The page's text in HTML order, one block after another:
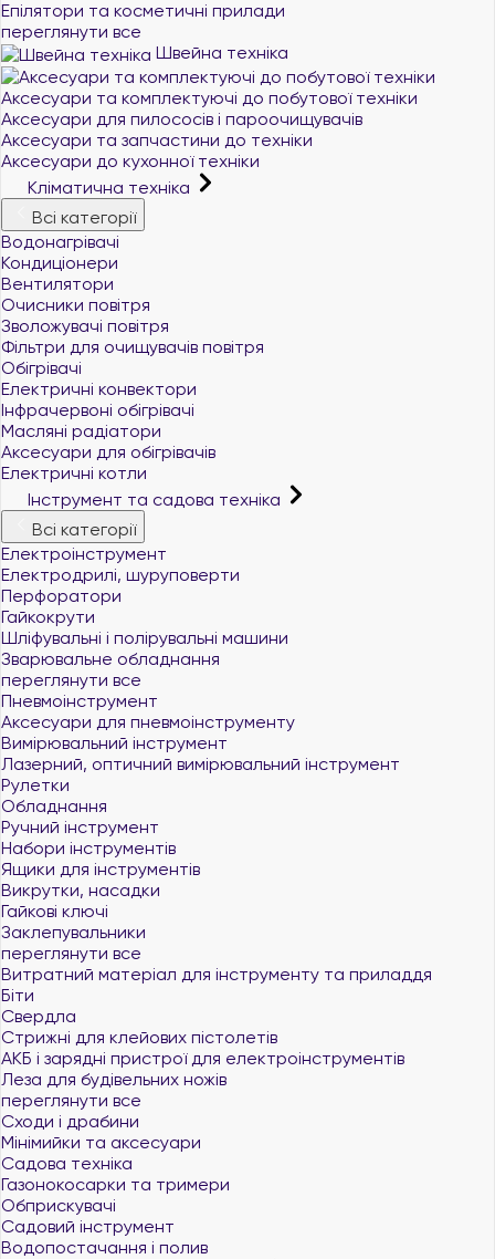
Епілятори та косметичні прилади
переглянути все
Швейна техніка
Аксесуари та комплектуючі до побутової техніки
Аксесуари для пилососів і пароочищувачів
Аксесуари та запчастини до техніки
Аксесуари до кухонної техніки
Кліматична техніка
Всі категорії
Водонагрівачі
Кондиціонери
Вентилятори
Очисники повітря
Зволожувачі повітря
Фільтри для очищувачів повітря
Обігрівачі
Електричні конвектори
Інфрачервоні обігрівачі
Масляні радіатори
Аксесуари для обігрівачів
Електричні котли
Інструмент та садова техніка
Всі категорії
Електроінструмент
Електродрилі, шуруповерти
Перфоратори
Гайкокрути
Шліфувальні і полірувальні машини
Зварювальне обладнання
переглянути все
Пневмоінструмент
Аксесуари для пневмоінструменту
Вимірювальний інструмент
Лазерний, оптичний вимірювальний інструмент
Рулетки
Обладнання
Ручний інструмент
Набори інструментів
Ящики для інструментів
Викрутки, насадки
Гайкові ключі
Заклепувальники
переглянути все
Витратний матеріал для інструменту та приладдя
Біти
Свердла
Стрижні для клейових пістолетів
АКБ і зарядні пристрої для електроінструментів
Леза для будівельних ножів
переглянути все
Сходи і драбини
Мінімийки та аксесуари
Садова техніка
Газонокосарки та тримери
Обприскувачі
Садовий інструмент
Водопостачання і полив